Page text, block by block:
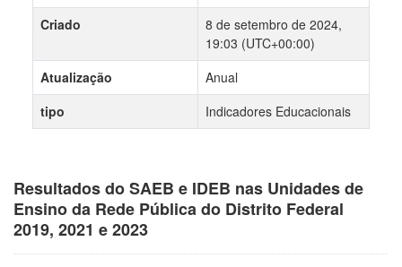
Resultados do SAEB e IDEB nas Unidades de
Ensino da Rede Pública do Distrito Federal
2019, 2021 e 2023
Criado
8 de setembro de 2024,
19:03 (UTC+00:00)
Atualização
Anual
tipo
Indicadores Educacionais